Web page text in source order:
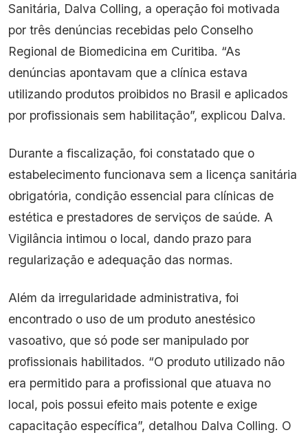
Sanitária, Dalva Colling, a operação foi motivada
por três denúncias recebidas pelo Conselho
Regional de Biomedicina em Curitiba. “As
denúncias apontavam que a clínica estava
utilizando produtos proibidos no Brasil e aplicados
por profissionais sem habilitação”, explicou Dalva.
Durante a fiscalização, foi constatado que o
estabelecimento funcionava sem a licença sanitária
obrigatória, condição essencial para clínicas de
estética e prestadores de serviços de saúde. A
Vigilância intimou o local, dando prazo para
regularização e adequação das normas.
Além da irregularidade administrativa, foi
encontrado o uso de um produto anestésico
vasoativo, que só pode ser manipulado por
profissionais habilitados. “O produto utilizado não
era permitido para a profissional que atuava no
local, pois possui efeito mais potente e exige
capacitação específica”, detalhou Dalva Colling. O